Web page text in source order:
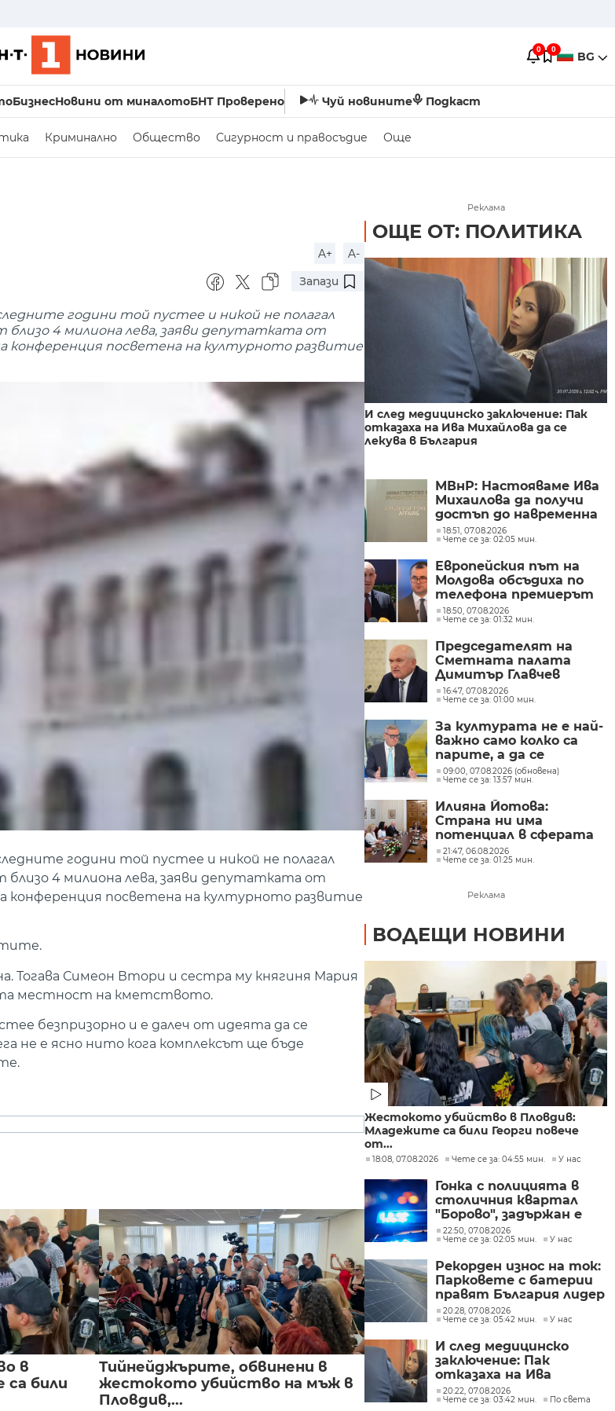
0 0 BG
БизнесНовини от миналотоБНТ Проверено Чуй новините Подкаст
Криминално Общество Сигурност и правосъдие Още
A+
A-
Запази
години той пустее и никой не полагал
близо 4 милиона лева, заяви депутатката от
конференция посветена на културното развитие
години той пустее и никой не полагал
4 милиона лева, заяви депутатката от
конференция посветена на културното развитие
Симеон Втори и сестра му княгиня Мария
местност на кметството.
безпризорно и е далеч от идеята да се
не е ясно нито кога комплексът ще бъде
в
били
Тийнейджърите, обвинени в
жестокото убийство на мъж в
Пловдив,...
Реклама
ОЩЕ ОТ: ПОЛИТИКА
И след медицинско заключение: Пак
отказаха на Ива Михайлова да се
лекува в България
МВнР: Настояваме Ива
Михаилова да получи
достъп до навременна
и адекватна
медицинска грижа
18:51, 07.08.2026
Чете се за: 02:05 мин.
Европейския път на
Молдова обсъдиха по
телефона премиерът
Радев и молдовският
му колега Тофан
18:50, 07.08.2026
Чете се за: 01:32 мин.
Председателят на
Сметната палата
Димитър Главчев
проверява служебния
премиер Димитър
16:47, 07.08.2026
Чете се за: 01:00 мин.
За културата не е най-
важно само колко са
парите, а да се
изплащат навреме,
заяви министър Евтим
Милошев
09:00, 07.08.2026 (обновена)
Чете се за: 13:57 мин.
Илияна Йотова:
Страна ни има
потенциал в сферата
на изкуствения
интелект и бизнесът
перспективи
21:47, 06.08.2026
Чете се за: 01:25 мин.
Реклама
ВОДЕЩИ НОВИНИ
Жестокото убийство в Пловдив:
Младежите са били Георги повече
от...
18:08, 07.08.2026 Чете се за: 04:55 мин. У нас
Гонка с полицията в
столичния квартал
"Борово", задържан е
мъж, у когото са
намерени 460 000 евро
22:50, 07.08.2026
Чете се за: 02:05 мин.
У нас
Рекорден износ на ток:
Парковете с батерии
правят България лидер
на пазара
20:28, 07.08.2026
Чете се за: 05:42 мин.
У нас
И след медицинско
заключение: Пак
отказаха на Ива
Михайлова да се лекува
в България
20:22, 07.08.2026
Чете се за: 03:42 мин.
По света